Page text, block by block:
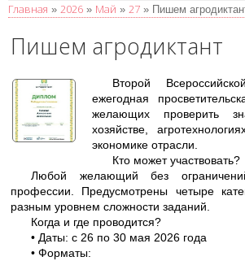
Главная » 2026 » Май » 27 » Пишем
Пишем агродиктант
Второй
ежегодная
желающих проверить
хозяйстве,
экономике отрасли.
Кто может участвовать?
Любой желающий без
профессии. Предусмотрены четыре
разным уровнем сложности заданий.
Когда и где проводится?
• Даты: с 26 по 30 мая 2026 года
• Форматы: